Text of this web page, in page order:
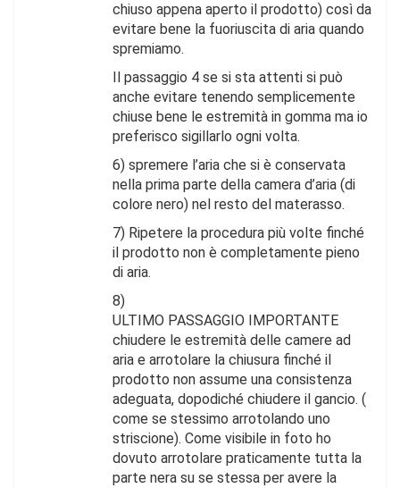
chiuso appena aperto il prodotto) così da
evitare bene la fuoriuscita di aria quando
spremiamo.
Il passaggio 4 se si sta attenti si può
anche evitare tenendo semplicemente
chiuse bene le estremità in gomma ma io
preferisco sigillarlo ogni volta.
6) spremere l’aria che si è conservata
nella prima parte della camera d’aria (di
colore nero) nel resto del materasso.
7) Ripetere la procedura più volte finché
il prodotto non è completamente pieno
di aria.
8)
ULTIMO PASSAGGIO IMPORTANTE
chiudere le estremità delle camere ad
aria e arrotolare la chiusura finché il
prodotto non assume una consistenza
adeguata, dopodiché chiudere il gancio. (
come se stessimo arrotolando uno
striscione). Come visibile in foto ho
dovuto arrotolare praticamente tutta la
parte nera su se stessa per avere la